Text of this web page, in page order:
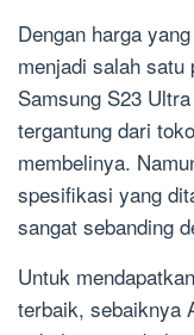
Dengan harga
menjadi salah
Samsung S23
tergantung dari
membelinya.
spesifikasi yang
sangat sebanding
Untuk
terbaik, sebaiknya